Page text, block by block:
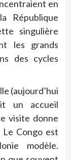
en
République
singulière
les grands
des cycles
(aujourd’hui
un accueil
visite donne
Le Congo est
modèle.